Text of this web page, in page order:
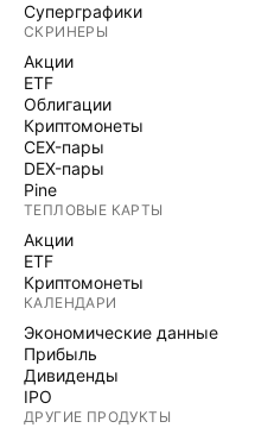
Суперграфики
СКРИНЕРЫ
Акции
ETF
Облигации
Криптомонеты
CEX-пары
DEX-пары
Pine
ТЕПЛОВЫЕ КАРТЫ
Акции
ETF
Криптомонеты
КАЛЕНДАРИ
Экономические данные
Прибыль
Дивиденды
IPO
ДРУГИЕ ПРОДУКТЫ